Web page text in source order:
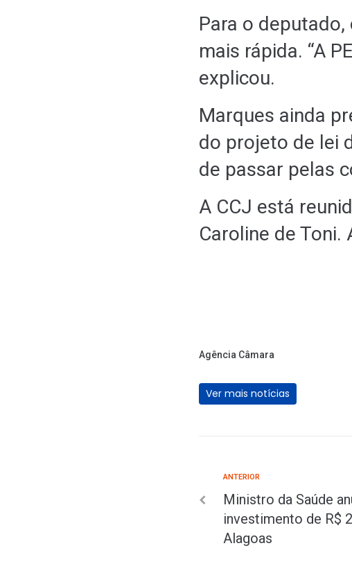
Para o
mais rápida. “A
explicou.
Marques ainda
do projeto de lei
de passar pelas
A CCJ está
Caroline de
Agência Câmara
Ver mais notícias
ANTERIOR
Ministro da Saúde
investimento de R$
Alagoas